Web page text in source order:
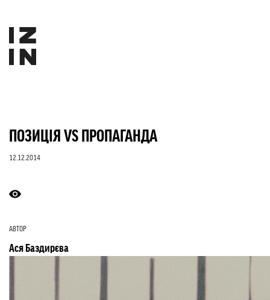
ПОЗИЦІЯ VS ПРОПАГАНДА
12.12.2014
АВТОР
Ася Баздирєва